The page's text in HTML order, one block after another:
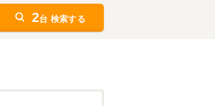
2台 検索する